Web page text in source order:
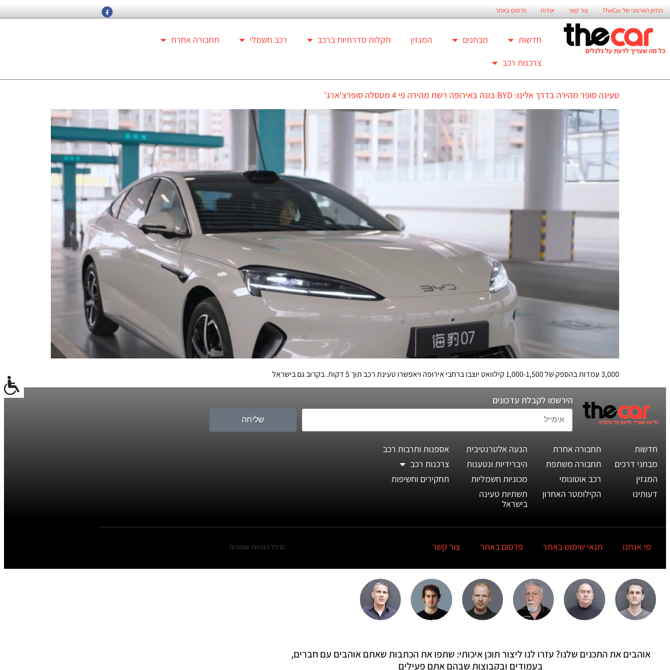
החזון הארגוני של TheCar צור קשר אודות פרסום באתר
חדשות מבחנים המגזין תקלות סדרתיות ברכב רכב חשמלי
תחבורה אחרת
צרכנות רכב
טעינה סופר מהירה בדרך אלינו: BYD בונה באירופה רשת מהירה פי 4 מטסלה סופרצ'ארג'
3,000 עמדות בהספק של 1,000-1,500 קילוואט יוצבו ברחבי אירופה ויאפשרו טעינת רכב תוך 5 דקות. בקרוב גם בישראל
הירשמו לקבלת עדכונים
שליחה
חדשות
מבחני דרכים
המגזין
דעותינו
תחבורה אחרת
תחבורה משתפת
רכב אוטונומי
הקילומטר האחרון
הנעה אלטרנטיבית
היברידיות ונטענות
מכוניות חשמליות
תשתיות טעינה
בישראל
אספנות ותרבות רכב
צרכנות רכב
תחקירים וחשיפות
מי אנחנו תנאי שימוש באתר פרסום באתר צור קשר © כל הזכויות שומורות
אוהבים את התכנים שלנו? עזרו לנו ליצור תוכן איכותי: שתפו את הכתבות שאתם אוהבים עם חברים,
בעמודים ובקבוצות שבהם אתם פעילים